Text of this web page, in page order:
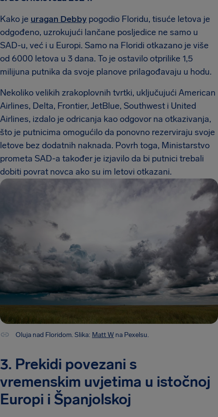
Kako je uragan Debby pogodio Floridu, tisuće letova je
odgođeno, uzrokujući lančane posljedice ne samo u
SAD-u, već i u Europi. Samo na Floridi otkazano je više
od 6000 letova u 3 dana. To je ostavilo otprilike 1,5
milijuna putnika da svoje planove prilagođavaju u hodu.
Nekoliko velikih zrakoplovnih tvrtki, uključujući American
Airlines, Delta, Frontier, JetBlue, Southwest i United
Airlines, izdalo je odricanja kao odgovor na otkazivanja,
što je putnicima omogućilo da ponovno rezerviraju svoje
letove bez dodatnih naknada. Povrh toga, Ministarstvo
prometa SAD-a također je izjavilo da bi putnici trebali
dobiti povrat novca ako su im letovi otkazani.
Oluja nad Floridom. Slika: Matt W na Pexelsu.
3. Prekidi povezani s
vremenskim uvjetima u istočnoj
Europi i Španjolskoj